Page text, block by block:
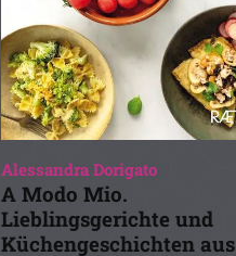
Alessandra Dorigato
A Modo Mio.
Lieblingsgerichte und
Küchengeschichten aus